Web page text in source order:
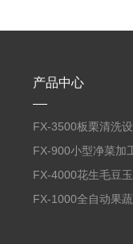
产品中心
FX-3500板栗清洗
全自动气泡清洗机
FX-900小型净菜加
备野菜清洗机
FX-4000花生毛豆
蒸煮漂烫机
FX-1000全自动果